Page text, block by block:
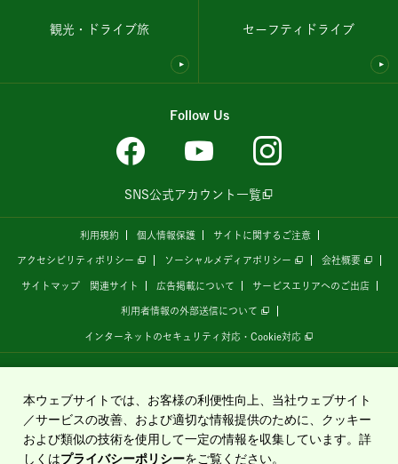
観光・ドライブ旅 セーフティドライブ
Follow Us
SNS公式アカウント一覧
利用規約 個人情報保護 サイトに関するご注意
アクセシビリティポリシー ソーシャルメディアポリシー 会社概要
サイトマップ 関連サイト 広告掲載について サービスエリアへのご出店
利用者情報の外部送信について
インターネットのセキュリティ対応・Cookie対応
運営しています。
Copyright©2020 East Nippon Expressway Company Limited
All Rights Reserved.
本ウェブサイトでは、お客様の利便性向上、当社ウェブサイト
／サービスの改善、および適切な情報提供のために、クッキー
および類似の技術を使用して一定の情報を収集しています。詳
しくはプライバシーポリシーをご覧ください。